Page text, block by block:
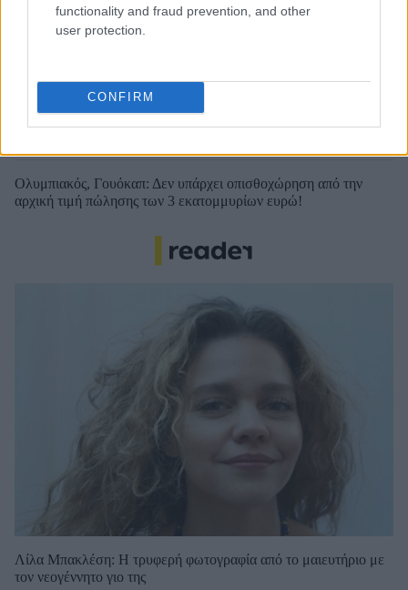
functionality and fraud prevention, and other
user protection.
CONFIRM
Οι πλουσιότεροι ιδιοκτήτες ομάδων παγκοσμίως: Πάνω από τον
Ολυμπιακός, Γουόκαπ: Δεν υπάρχει οπισθοχώρηση από την
αρχική τιμή πώλησης των 3 εκατομμυρίων ευρώ!
Λίλα Μπακλέση: Η τρυφερή φωτογραφία από το μαιευτήριο με
τον νεογέννητο γιο της